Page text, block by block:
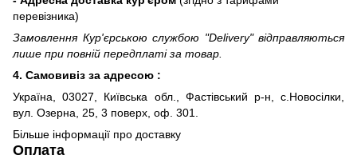
перевізника)
Замовлення Кур'єрською службою "Delivery" відправляються
лише при повній передплаті за товар.
4. Самовивіз за адресою :
Україна, 03027, Київська обл., Фастівський р-н, с.Новосілки,
вул. Озерна, 25, 3 поверх, оф. 301.
Більше інформації про доставку
Оплата